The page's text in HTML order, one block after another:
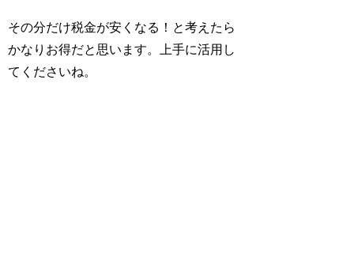
その分だけ税金が安くなる！と考えたら
かなりお得だと思います。上手に活用し
てくださいね。